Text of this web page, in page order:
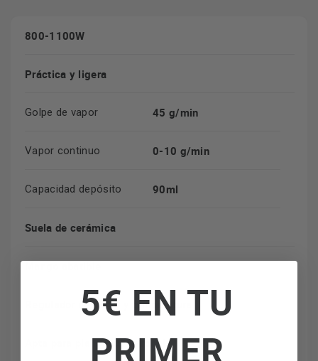
800-1100W
Práctica y ligera
Golpe de vapor 45 g/min
Vapor continuo 0-10 g/min
Capacidad depósito 90ml
Suela de cerámica
Regulador de vapor y temperatura
Apta para planchado vertical
5€ EN TU
PRIMER